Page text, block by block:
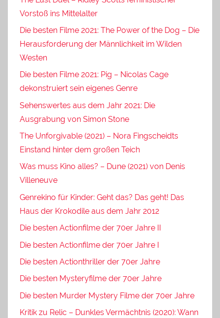
Vorstoß ins Mittelalter
Die besten Filme 2021: The Power of the Dog – Die
Herausforderung der Männlichkeit im Wilden
Westen
Die besten Filme 2021: Pig – Nicolas Cage
dekonstruiert sein eigenes Genre
Sehenswertes aus dem Jahr 2021: Die
Ausgrabung von Simon Stone
The Unforgivable (2021) – Nora Fingscheidts
Einstand hinter dem großen Teich
Was muss Kino alles? – Dune (2021) von Denis
Villeneuve
Genrekino für Kinder: Geht das? Das geht! Das
Haus der Krokodile aus dem Jahr 2012
Die besten Actionfilme der 70er Jahre II
Die besten Actionfilme der 70er Jahre I
Die besten Actionthriller der 70er Jahre
Die besten Mysteryfilme der 70er Jahre
Die besten Murder Mystery Filme der 70er Jahre
Kritik zu Relic – Dunkles Vermächtnis (2020): Wann